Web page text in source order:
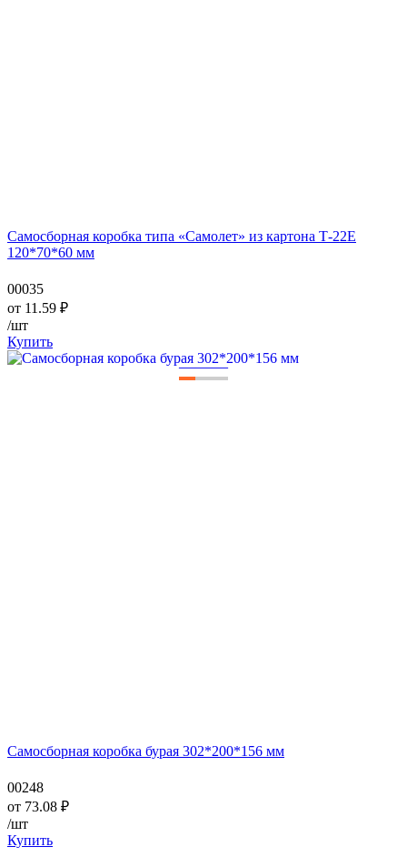
Самосборная коробка типа «Самолет» из картона Т-22Е
120*70*60 мм
00035
от 11.59 ₽
/шт
Купить
———
Самосборная коробка бурая 302*200*156 мм
00248
от 73.08 ₽
/шт
Купить